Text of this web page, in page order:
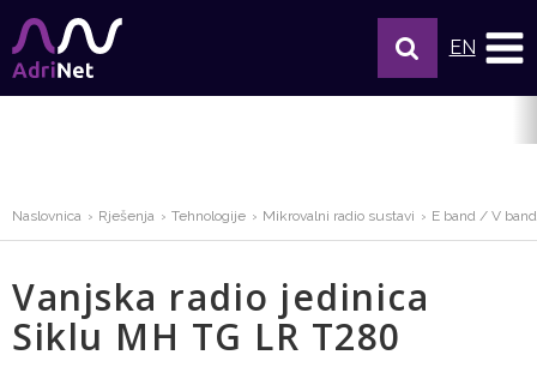
EN
Naslovnica Rješenja Tehnologije Mikrovalni radio sustavi E band / V band
Vanjska radio jedinica
Siklu MH TG LR T280